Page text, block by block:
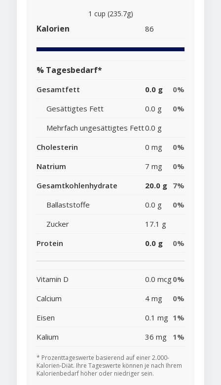
1 cup (235.7g)
Kalorien 86
% Tagesbedarf*
Gesamtfett 0.0 g
0%
Gesättigtes Fett
0.0 g
0%
Mehrfach ungesättigtes Fett0.0 g
Cholesterin
0 mg
0%
Natrium
7 mg
0%
Gesamtkohlenhydrate
20.0 g 7%
Ballaststoffe
0.0 g
0%
Zucker
17.1 g
Protein
0.0 g 0%
Vitamin D 0.0 mcg0%
Calcium
4 mg
0%
Eisen
0.1 mg 1%
Kalium
36 mg 1%
* Prozenttageswerte basierend auf einer 2.000-
Kalorien-Diät. Ihre Tageswerte können je nach Ihrem
Kalorienbedarf höher oder niedriger sein.